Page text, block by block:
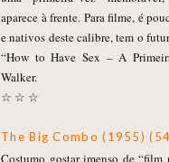
aparece à frente. Para filme, é
e nativos deste calibre, tem o
“How to Have Sex – A
Walker.
☆ ☆ ☆
The Big Combo (1955)
Costumo gostar imenso de “film